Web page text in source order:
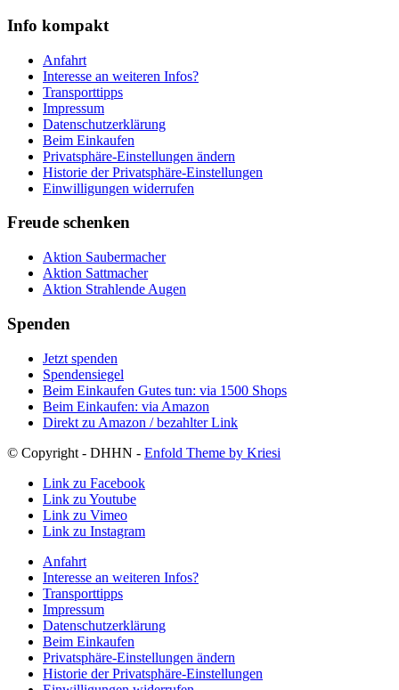
Info kompakt
Anfahrt
Interesse an weiteren Infos?
Transporttipps
Impressum
Datenschutzerklärung
Beim Einkaufen
Privatsphäre-Einstellungen ändern
Historie der Privatsphäre-Einstellungen
Einwilligungen widerrufen
Freude schenken
Aktion Saubermacher
Aktion Sattmacher
Aktion Strahlende Augen
Spenden
Jetzt spenden
Spendensiegel
Beim Einkaufen Gutes tun: via 1500 Shops
Beim Einkaufen: via Amazon
Direkt zu Amazon / bezahlter Link
© Copyright - DHHN - Enfold Theme by Kriesi
Link zu Facebook
Link zu Youtube
Link zu Vimeo
Link zu Instagram
Anfahrt
Interesse an weiteren Infos?
Transporttipps
Impressum
Datenschutzerklärung
Beim Einkaufen
Privatsphäre-Einstellungen ändern
Historie der Privatsphäre-Einstellungen